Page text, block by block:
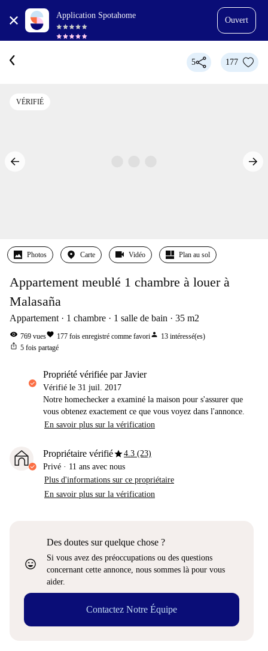
Application Spotahome
Ouvert
5 177
VÉRIFIÉ
Photos Carte Vidéo Plan au sol
Appartement meublé 1 chambre à louer à
Malasaña
Appartement 1 chambre 1 salle de bain 35 m2
visibility 769 vuesfavorite 177 fois enregistré comme favoriperson 13 intéressé(es)
ios_share 5 fois partagé
propriété vérifiée par Javier
Vérifié le 31 juil. 2017
Notre homechecker a examiné la maison pour s'assurer que
vous obtenez exactement ce que vous voyez dans l'annonce.
En savoir plus sur la vérification
Propriétaire vérifiéstar4.3 (23)
Privé · 11 ans avec nous
Plus d'informations sur ce propriétaire
En savoir plus sur la vérification
sentiment_very_satisfied
Des doutes sur quelque chose ?
Si vous avez des préoccupations ou des questions
concernant cette annonce, nous sommes là pour vous
aider.
Contactez Notre Équipe